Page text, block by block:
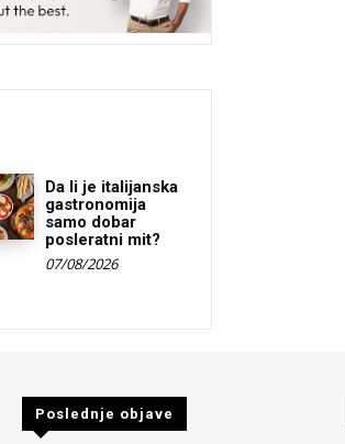
Da li je italijanska
gastronomija
samo dobar
posleratni mit?
07/08/2026
Poslednje objave